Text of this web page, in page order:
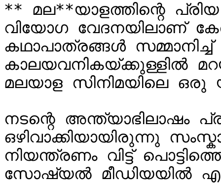
** മല**യാളത്തിന്റെ
വിയോ​ഗ വേദനയിലാണ്
കഥാപാത്രങ്ങൾ സമ്മാനിച്ച്
കാലയവനികയ്ക്കുള്ളിൽ
മലയാള സിനിമയിലെ
നടന്റെ അന്ത്യാഭിലാഷം
ഒഴിവാക്കിയായിരുന്നു
നിയന്ത്രണം വിട്ട്
സോഷ്യൽ മീഡിയയിൽ